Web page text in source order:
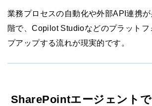
業務プロセスの自動化や外部API連携
階で、Copilot Studioなどのプラットフ
プアップする流れが現実的です。
SharePointエージェント